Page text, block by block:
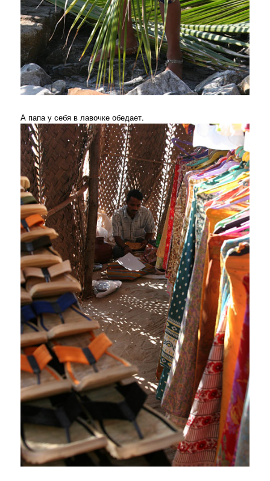
А папа у себя в лавочке обедает.